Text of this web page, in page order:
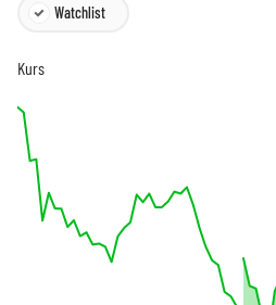
Watchlist
Kurs